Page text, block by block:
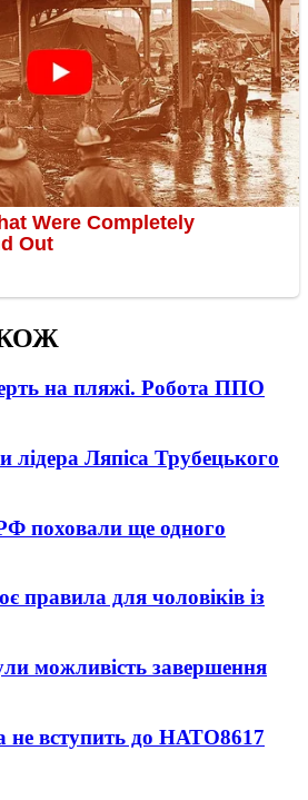
на пляжі. Робота ППО
лідера Ляпіса Трубецького
поховали ще одного
правила для чоловіків із
можливість завершення
не вступить до НАТО8617